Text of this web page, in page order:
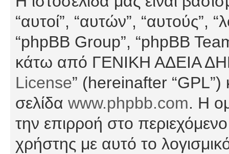
“αυτοί”, “αυτών”, “αυτούς”,
“phpBB Group”, “phpBB
κάτω από ΓΕΝΙΚΗ ΑΔΕΙΑ
License” (hereinafter “GPL”)
σελίδα www.phpbb.com. Η
την επιρροή στο
χρήστης με αυτό το